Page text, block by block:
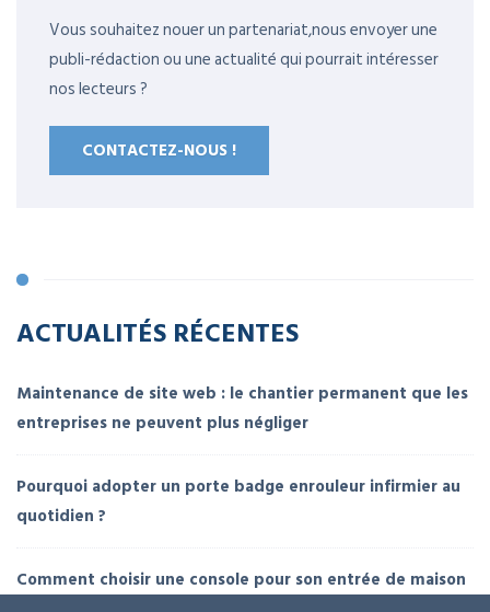
Vous souhaitez nouer un partenariat,nous envoyer une
publi-rédaction ou une actualité qui pourrait intéresser
nos lecteurs ?
CONTACTEZ-NOUS !
ACTUALITÉS RÉCENTES
Maintenance de site web : le chantier permanent que les
entreprises ne peuvent plus négliger
Pourquoi adopter un porte badge enrouleur infirmier au
quotidien ?
Comment choisir une console pour son entrée de maison